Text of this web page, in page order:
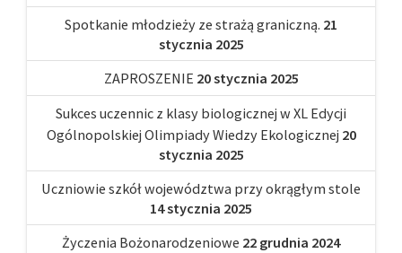
Spotkanie młodzieży ze strażą graniczną. 21
stycznia 2025
ZAPROSZENIE 20 stycznia 2025
Sukces uczennic z klasy biologicznej w XL Edycji
Ogólnopolskiej Olimpiady Wiedzy Ekologicznej 20
stycznia 2025
Uczniowie szkół województwa przy okrągłym stole
14 stycznia 2025
Życzenia Bożonarodzeniowe 22 grudnia 2024